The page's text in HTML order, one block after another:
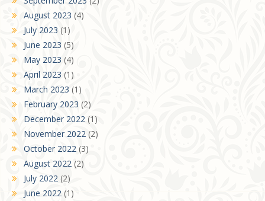
August 2023 (4)
July 2023 (1)
June 2023 (5)
May 2023 (4)
April 2023 (1)
March 2023 (1)
February 2023 (2)
December 2022 (1)
November 2022 (2)
October 2022 (3)
August 2022 (2)
July 2022 (2)
June 2022 (1)